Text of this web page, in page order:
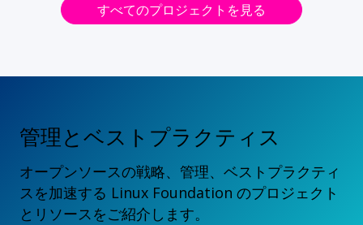
すべてのプロジェクトを見る
管理とベストプラクティス
オープンソースの戦略、管理、ベストプラクティ
スを加速する Linux Foundation のプロジェクト
とリソースをご紹介します。